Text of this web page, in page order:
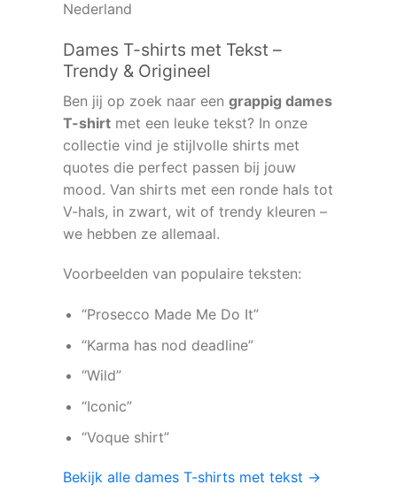
Nederland
Dames T-shirts met Tekst –
Trendy & Origineel
Ben jij op zoek naar een grappig dames
T-shirt met een leuke tekst? In onze
collectie vind je stijlvolle shirts met
quotes die perfect passen bij jouw
mood. Van shirts met een ronde hals tot
V-hals, in zwart, wit of trendy kleuren –
we hebben ze allemaal.
Voorbeelden van populaire teksten:
“Prosecco Made Me Do It”
“Karma has nod deadline”
“Wild”
“Iconic”
“Voque shirt”
Bekijk alle dames T-shirts met tekst →